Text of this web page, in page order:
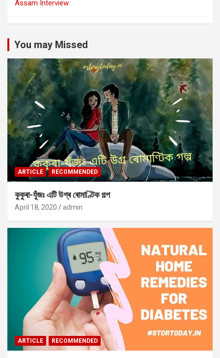
Assam Interview
You may Missed
ARTICLE RECOMMENDED
কুকুৰা-যুঁজঃ এটি উগ্ৰ ৰোমাণ্টিক গল্প
April 18, 2020 admin
ARTICLE RECOMMENDED